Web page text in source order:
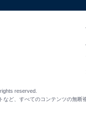
reserved.
など、すべてのコンテンツの無断